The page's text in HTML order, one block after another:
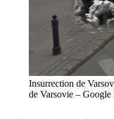
Insurrection de
de Varsovie – Google